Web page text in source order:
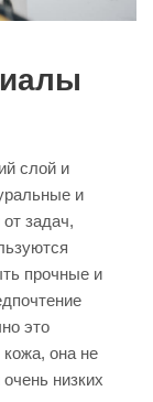
слой и
и
задач,
прочные и
это
кожа, она не
низких